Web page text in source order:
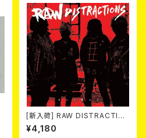
[新入荷] RAW DISTRACTIO
NS / 奇しく燃える (LP)
¥4,180